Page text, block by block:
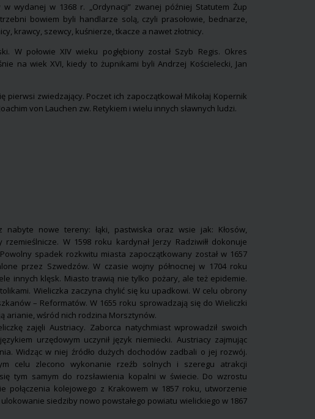
wydanej w 1368 r. „Ordynacji” zwanej później Statutem Żup
bowiem byli handlarze solą, czyli prasołowie, bednarze,
krawcy, szewcy, kuśnierze, tkacze a nawet złotnicy.
W połowie XIV wieku pogłębiony został Szyb Regis. Okres
na wiek XVI, kiedy to żupnikami byli Andrzej Kościelecki, Jan
pierwsi zwiedzający. Poczet ich zapoczątkował Mikołaj Kopernik
von Lauchen zw. Retykiem i wielu innych sławnych ludzi.
nowe tereny: łąki, pastwiska oraz wsie jak: Kłosów,
W 1598 roku kardynał Jerzy Radziwiłł dokonuje
spadek rozkwitu miasta zapoczątkowany został w 1657
przez Szwedzów. W czasie wojny północnej w 1704 roku
innych klęsk. Miasto trawią nie tylko pożary, ale też epidemie.
Wieliczka zaczyna chylić się ku upadkowi. W celu obrony
– Reformatów. W 1655 roku sprowadzają się do Wieliczki
arianie, wśród nich rodzina Morsztynów.
zajęli Austriacy. Zaborca natychmiast wprowadził swoich
urzędowym uczynił język niemiecki. Austriacy zajmując
Widząc w niej źródło dużych dochodów zadbali o jej rozwój.
celu zlecono wykonanie rzeźb solnych i szeregu atrakcji
tym samym do rozsławienia kopalni w świecie. Do wzrostu
połączenia kolejowego z Krakowem w 1857 roku, utworzenie
siedziby nowo powstałego powiatu wielickiego w 1867